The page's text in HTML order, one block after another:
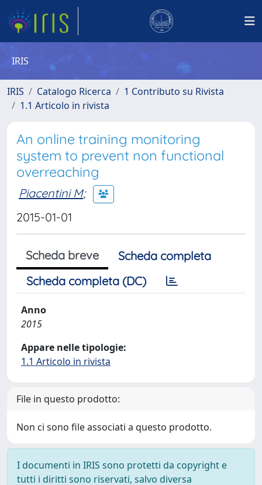
IRIS
IRIS Catalogo Ricerca
1 Contributo su Rivista
1.1 Articolo in rivista
An online training monitoring
system to prevent non functional
overreaching
Piacentini M;
2015-01-01
Scheda breve
Scheda completa
Scheda completa (DC)
Anno
2015
Appare nelle tipologie:
1.1 Articolo in rivista
File in questo prodotto:
Non ci sono file associati a questo prodotto.
I documenti in IRIS sono protetti da copyright e
tutti i diritti sono riservati, salvo diversa